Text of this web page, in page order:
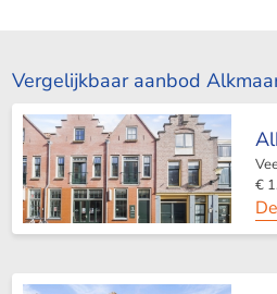
Vergelijkbaar aanbod
€